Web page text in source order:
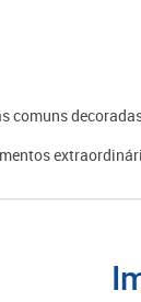
comuns